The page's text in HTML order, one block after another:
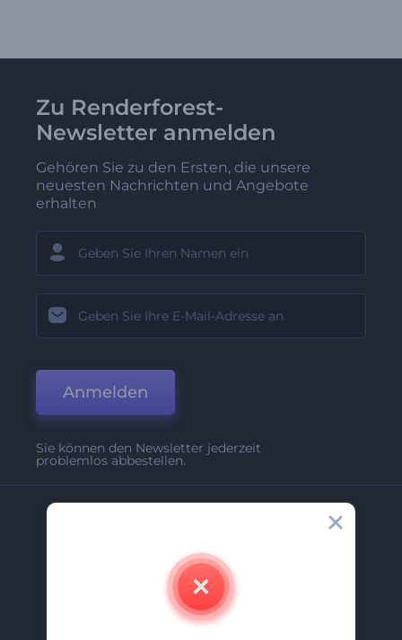
Zu Renderforest-
Newsletter anmelden
Gehören Sie zu den Ersten, die unsere
neuesten Nachrichten und Angebote
erhalten
Anmelden
Sie können den Newsletter jederzeit
problemlos abbestellen.